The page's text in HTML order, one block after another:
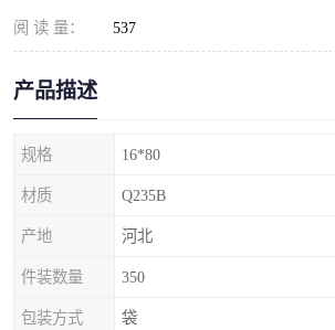
阅 读 量： 537
产品描述
规格 16*80
材质 Q235B
产地 河北
件装数量 350
包装方式 袋